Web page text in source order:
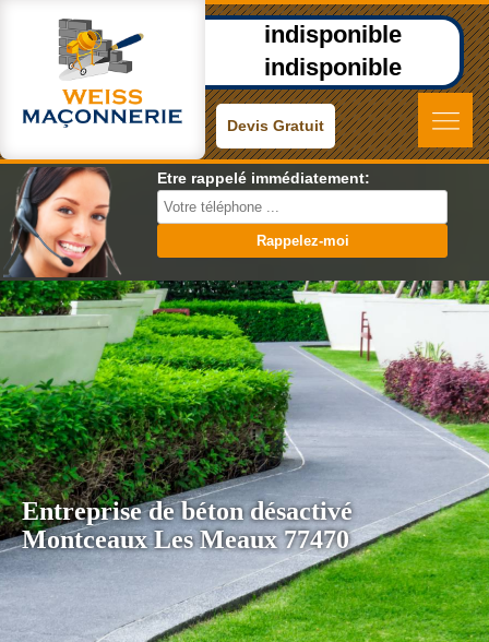
indisponible
indisponible
Devis Gratuit
Etre rappelé immédiatement:
Entreprise de béton désactivé
Montceaux Les Meaux 77470